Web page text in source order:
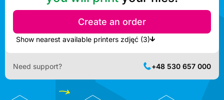
Create an order
Show nearest available printers zdjęć (3)
Need support? +48 530 657 000